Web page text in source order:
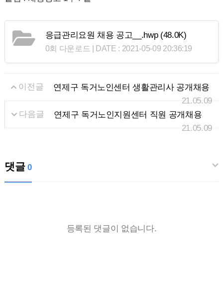
응급관리요원 채용 공고__.hwp(48.0K)
0회 다운로드 | DATE : 2021-05-09 20:36:19
이전글
연제구 독거노인센터 생활관리사 공개채용
21.05.09
다음글
연제구 독거노인지원센터 직원 공개채용
21.05.09
댓글0
등록된 댓글이 없습니다.